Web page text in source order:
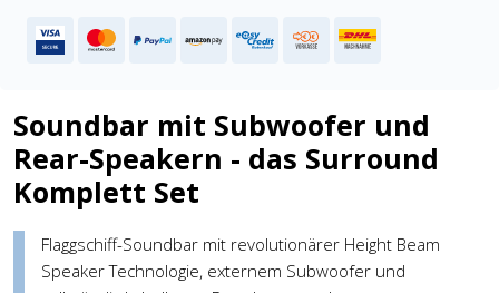
Soundbar mit Subwoofer und
Rear-Speakern - das Surround
Komplett Set
Flaggschiff-Soundbar mit revolutionärer Height Beam
Speaker Technologie, externem Subwoofer und